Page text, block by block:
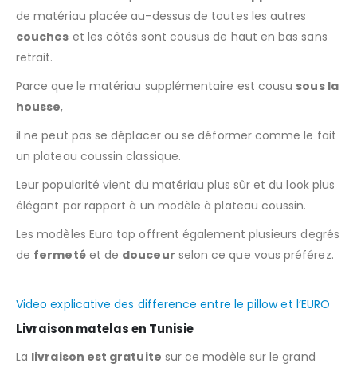
de matériau placée au-dessus de toutes les autres
couches et les côtés sont cousus de haut en bas sans
retrait.
Parce que le matériau supplémentaire est cousu sous la
housse,
il ne peut pas se déplacer ou se déformer comme le fait
un plateau coussin classique.
Leur popularité vient du matériau plus sûr et du look plus
élégant par rapport à un modèle à plateau coussin.
Les modèles Euro top offrent également plusieurs degrés
de fermetéet de douceur selon ce que vous préférez.
Video explicative des difference entre le pillow et l’EURO
Livraison matelas en Tunisie
La livraison est gratuite sur ce modèle sur le grand